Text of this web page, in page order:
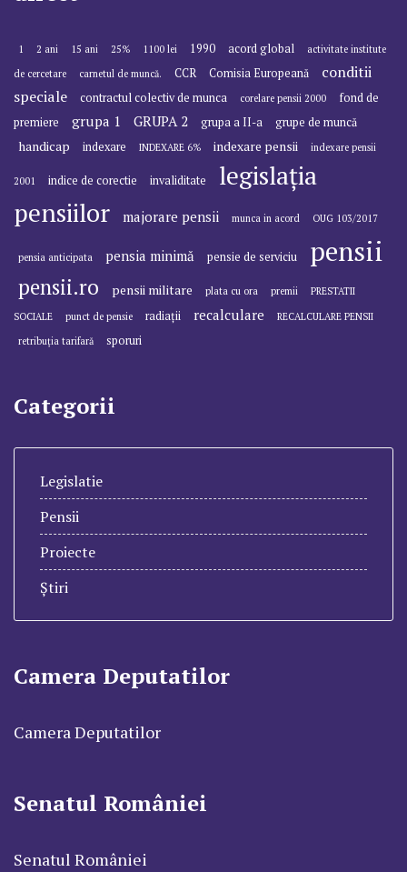
1 2 ani 15 ani 25% 1100 lei 1990 acord global
activitate institute
de cercetare
carnetul de muncă. CCR Comisia Europeană
conditii
speciale
contractul colectiv de munca corelare pensii 2000
fond de
premiere
grupa 1 GRUPA 2 grupa a II-a grupe de muncă
handicap indexare INDEXARE 6% indexare pensii indexare pensii
2001 indice de corectie invaliditate
legislația
pensiilor
majorare pensii munca in acord OUG 103/2017
pensia anticipata pensia minimă pensie de serviciu pensii
pensii.ro pensii militare plata cu ora premii
PRESTATII
SOCIALE
punct de pensie radiații recalculare
RECALCULARE PENSII
retribuția tarifară
sporuri
Categorii
Legislatie
Pensii
Proiecte
Știri
Camera Deputatilor
Camera Deputatilor
Senatul României
Senatul României